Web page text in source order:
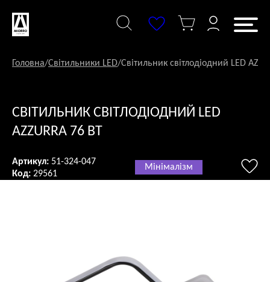
змісту
Головна/Світильники LED/Світильник світлодіодний LED
СВІТИЛЬНИК СВІТЛОДІОДНИЙ LED
AZZURRA 76 ВТ
Артикул: 51-324-047
Код: 29561
Мінімалізм